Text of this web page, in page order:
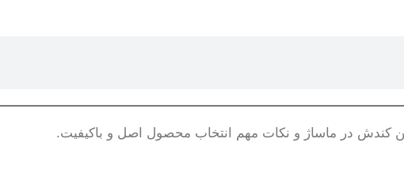
کندش در ماساژ و نکات مهم انتخاب محصول اصل و باکیفیت.